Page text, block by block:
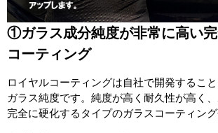
①ガラス成分純度が非常に高い
コーティング
ロイヤルコーティングは自社で開発するこ
ガラス純度です。純度が高く耐久性が高く
完全に硬化するタイプのガラスコーティング